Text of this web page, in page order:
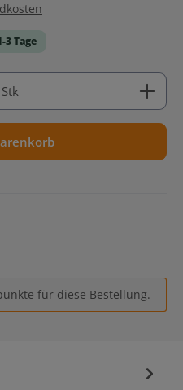
Tage
Wert ein
Stk
für diese Bestellung.